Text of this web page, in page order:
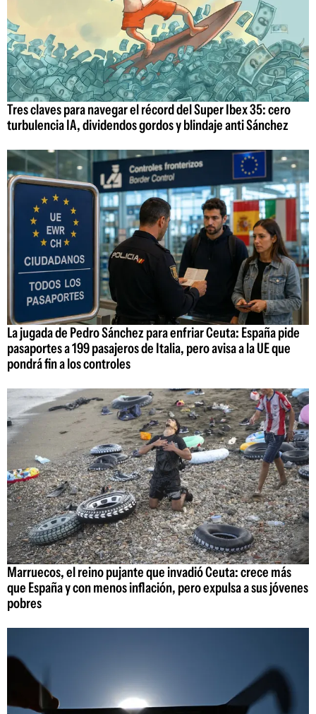
Tres claves para navegar el récord del Super Ibex 35: cero
turbulencia IA, dividendos gordos y blindaje anti Sánchez
La jugada de Pedro Sánchez para enfriar Ceuta: España pide
pasaportes a 199 pasajeros de Italia, pero avisa a la UE que
pondrá fin a los controles
Marruecos, el reino pujante que invadió Ceuta: crece más
que España y con menos inflación, pero expulsa a sus jóvenes
pobres